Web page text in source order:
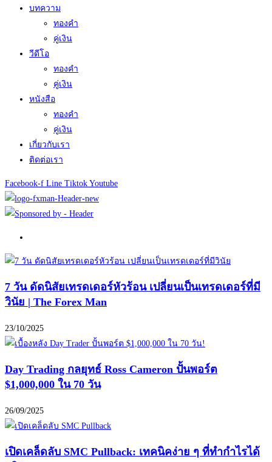
บทความ
ทองคำ
คู่เงิน
วีดีโอ
ทองคำ
คู่เงิน
หนังสือ
ทองคำ
คู่เงิน
เกี่ยวกับเรา
ติดต่อเรา
Facebook-f Line Tiktok Youtube
7 วัน ดัดนิสัยเทรดเดอร์หัวร้อน เปลี่ยนเป็นเทรดเดอร์ที่มี
วินัย | The Forex Man
23/10/2025
Day Trading กลยุทธ์ Ross Cameron ปั้นพอร์ต
$1,000,000 ใน 70 วัน
26/09/2025
เปิดเคล็ดลับ SMC Pullback: เทคนิคง่าย ๆ ที่ทำกำไรได้